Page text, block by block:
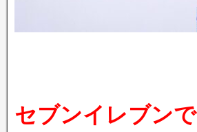
セブンイレブンで